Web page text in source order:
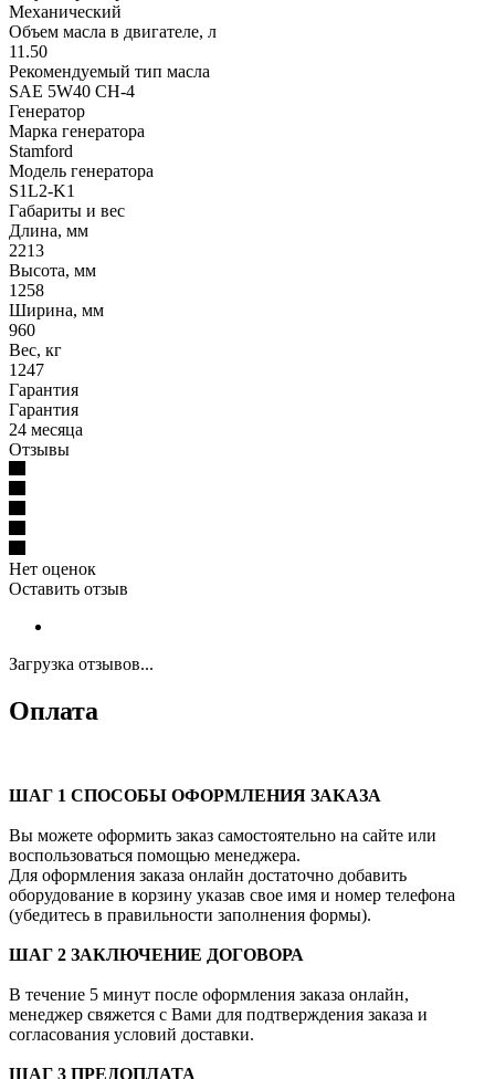
Механический
Объем масла в двигателе, л
11.50
Рекомендуемый тип масла
SAE 5W40 CH-4
Генератор
Марка генератора
Stamford
Модель генератора
S1L2-K1
Габариты и вес
Длина, мм
2213
Высота, мм
1258
Ширина, мм
960
Вес, кг
1247
Гарантия
Гарантия
24 месяца
Отзывы
Нет оценок
Оставить отзыв
Загрузка отзывов...
Оплата
ШАГ 1 СПОСОБЫ ОФОРМЛЕНИЯ ЗАКАЗА
Вы можете оформить заказ самостоятельно на сайте или
воспользоваться помощью менеджера.
Для оформления заказа онлайн достаточно добавить
оборудование в корзину указав свое имя и номер телефона
(убедитесь в правильности заполнения формы).
ШАГ 2 ЗАКЛЮЧЕНИЕ ДОГОВОРА
В течение 5 минут после оформления заказа онлайн,
менеджер свяжется с Вами для подтверждения заказа и
согласования условий доставки.
ШАГ 3 ПРЕДОПЛАТА